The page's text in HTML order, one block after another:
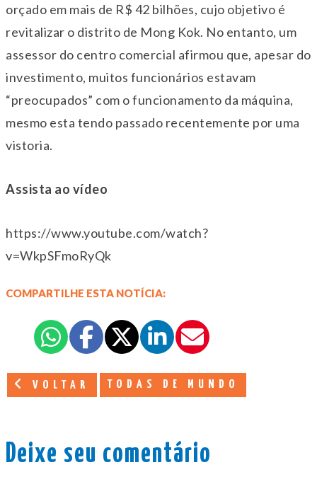
orçado em mais de R$ 42 bilhões, cujo objetivo é
revitalizar o distrito de Mong Kok. No entanto, um
assessor do centro comercial afirmou que, apesar do
investimento, muitos funcionários estavam
“preocupados” com o funcionamento da máquina,
mesmo esta tendo passado recentemente por uma
vistoria.
Assista ao vídeo
https://www.youtube.com/watch?
v=WkpSFmoRyQk
COMPARTILHE ESTA NOTÍCIA:
VOLTAR TODAS DE MUNDO
Deixe seu comentário